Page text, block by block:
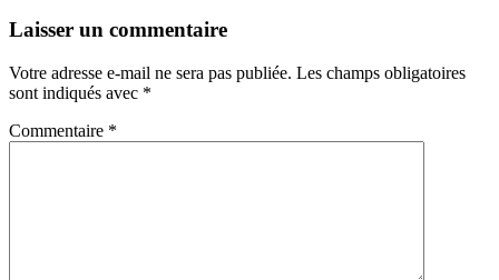
Laisser un commentaire
Votre adresse e-mail ne sera pas publiée. Les champs obligatoires
sont indiqués avec *
Commentaire *